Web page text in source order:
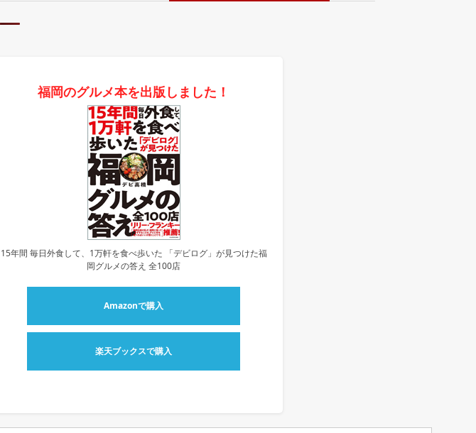
福岡のグルメ本を出版しました！
15年間 毎日外食して、1万軒を食べ歩いた 「デビログ」が見つけた福
岡グルメの答え 全100店
Amazonで購入
楽天ブックスで購入